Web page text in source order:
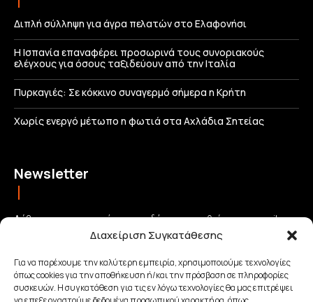
Διαχείριση Συγκατάθεσης
Για να παρέχουμε την καλύτερη εμπειρία, χρησιμοποιούμε τεχνολογίες
όπως cookies για την αποθήκευση ή/και την πρόσβαση σε πληροφορίες
συσκευών. Η συγκατάθεση για τις εν λόγω τεχνολογίες θα μας επιτρέψει
Διπλή σύλληψη για άγρα πελατών στο Ελαφονήσι
Η Ισπανία επαναφέρει προσωρινά τους συνοριακούς
ελέγχους για όσους ταξιδεύουν από την Ιταλία
Πυρκαγιές: Σε κόκκινο συναγερμό σήμερα η Κρήτη
Χωρίς ενεργό μέτωπο η φωτιά στα Αχλάδια Σητείας
Newsletter
Λάβετε τις σημαντικότερες ειδήσεις απευθείας στο email σας
και μείνετε πάντα συνδεδεμένοι με την Κρήτη!
ΕΓΓΡΑΦΗ